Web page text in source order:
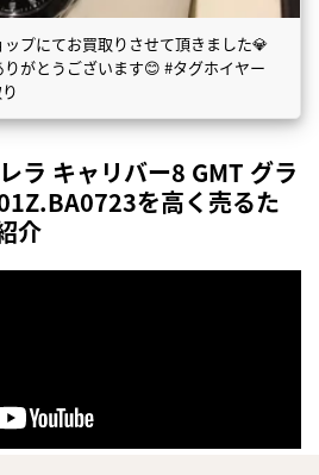
プにてお買取りさせて頂きました💎
がとうございます😊 #タグホイヤー
ラ キャリバー8 GMT グラ
を高く売るた
介